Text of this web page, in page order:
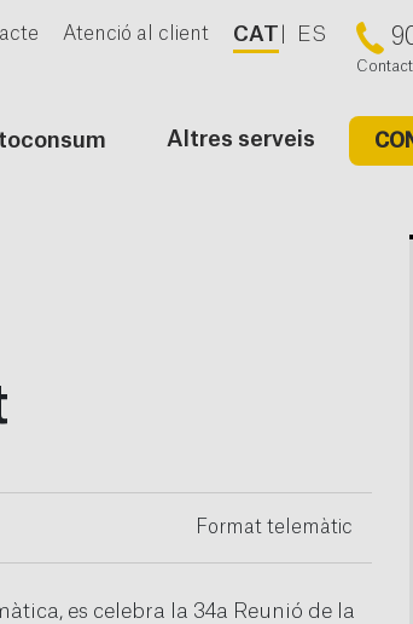
Atenció al client CAT ES
Altres serveis
Format telemàtic
es celebra la 34a Reunió de la